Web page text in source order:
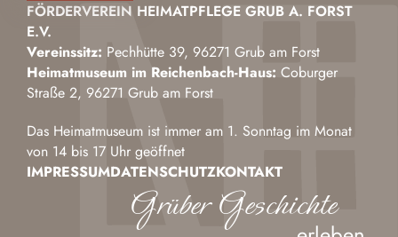
FÖRDERVEREIN HEIMATPFLEGE GRUB A. FORST
E.V.
Vereinssitz: Pechhütte 39, 96271 Grub am Forst
Heimatmuseum im Reichenbach-Haus: Coburger
Straße 2, 96271 Grub am Forst
Das Heimatmuseum ist immer am 1. Sonntag im Monat
von 14 bis 17 Uhr geöffnet
IMPRESSUMDATENSCHUTZKONTAKT
Grüber Geschichte